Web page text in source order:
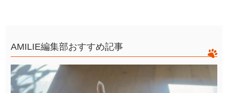
AMILIE編集部おすすめ記事